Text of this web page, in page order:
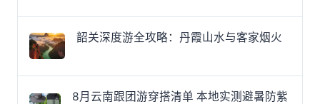
韶关深度游全攻略：丹霞山水与客家烟火
8月云南跟团游穿搭清单 本地实测避暑防紫